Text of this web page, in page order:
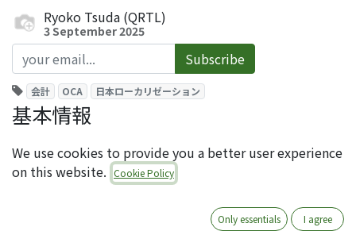
Ryoko Tsuda (QRTL)
3 September 2025
Subscribe
会計 OCA 日本ローカリゼーション
基本情報
ライセンス: AGPL-3
オーサー: Quartile
利用可能バージョン (2025年9月時点): 16.0, 17.0
We use cookies to provide you a better user experience
on this website. Cookie Policy
Only essentials I agree